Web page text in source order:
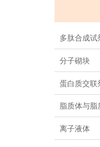
多肽合成试
分子砌块
蛋白质交联
脂质体与脂
离子液体